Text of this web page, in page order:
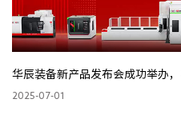
华辰装备新产品发布会成功举办
2025-07-01